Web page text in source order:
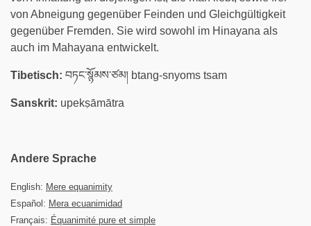
von Abneigung gegenüber Feinden und Gleichgültigkeit
gegenüber Fremden. Sie wird sowohl im Hinayana als
auch im Mahayana entwickelt.
Tibetisch: བཏང་སྙོམས་ཙམ། btang-snyoms tsam
Sanskrit: upekṣāmātra
Andere Sprache
English: Mere equanimity
Español: Mera ecuanimidad
Français: Équanimité pure et simple